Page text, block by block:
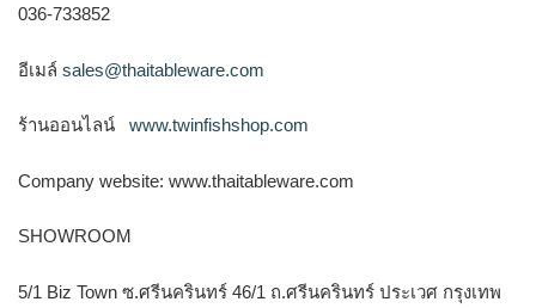
036-733852
อีเมล์ sales@thaitableware.com
ร้านออนไลน์ www.twinfishshop.com
Company website: www.thaitableware.com
SHOWROOM
5/1 Biz Town ซ.ศรีนครินทร์ 46/1 ถ.ศรีนครินทร์ ประเวศ กรุงเทพ